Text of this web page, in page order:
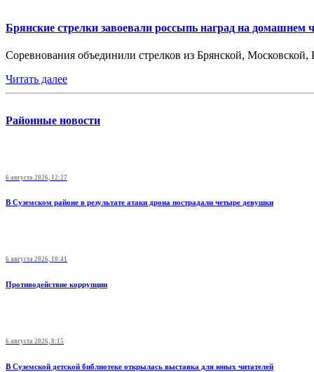
Брянские стрелки завоевали россыпь наград на
Соревнования объединили стрелков из Брянской,
Читать далее
Районные новости
6 августа 2026, 12:27
В Суземском районе в результате атаки дрона пострадали четыре девушки
6 августа 2026, 10:41
Противодействие коррупции
6 августа 2026, 8:15
В Суземской детской библиотеке открылась выставка для юных читателей